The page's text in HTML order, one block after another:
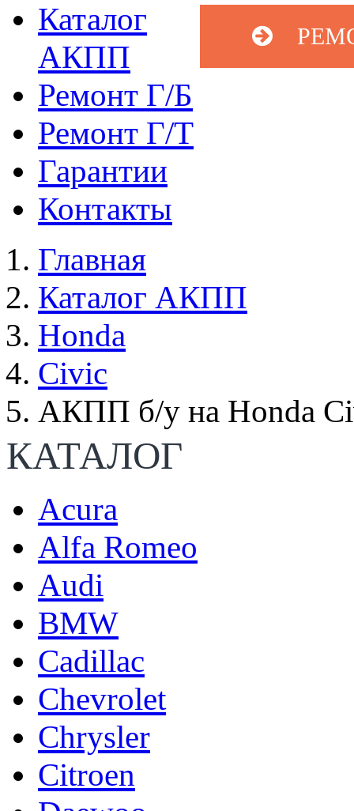
Каталог
АКПП
Ремонт Г/Б
Ремонт Г/Т
Гарантии
Контакты
Главная
Каталог АКПП
Honda
Civic
АКПП б/у на Honda
КАТАЛОГ
Acura
Alfa Romeo
Audi
BMW
Cadillac
Chevrolet
Chrysler
Citroen